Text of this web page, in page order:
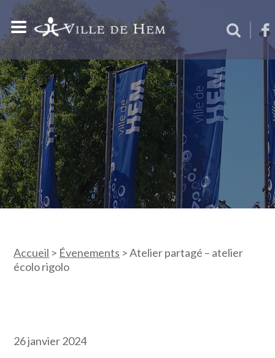
Accueil > Évenements >Atelier partagé – atelier
écolo rigolo
26 janvier 2024